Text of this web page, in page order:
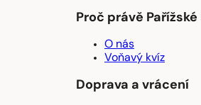
Proč právě
O nás
Voňavý kvíz
Doprava a vrácení